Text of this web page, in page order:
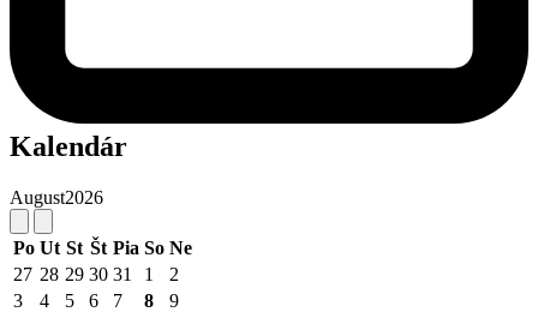
Kalendár
August2026
Po Ut St Št Pia So Ne
27 28 29 30 31 1
2
3
4 5 6 7 8
9